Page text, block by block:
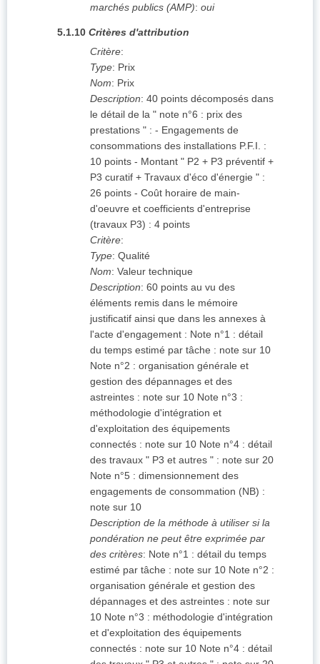
marchés publics (AMP): oui
5.1.10 Critères d'attribution
Critère:
Type: Prix
Nom: Prix
Description: 40 points décomposés dans
le détail de la " note n°6 : prix des
prestations " : - Engagements de
consommations des installations P.F.I. :
10 points - Montant " P2 + P3 préventif +
P3 curatif + Travaux d'éco d'énergie " :
26 points - Coût horaire de main-
d'oeuvre et coefficients d'entreprise
(travaux P3) : 4 points
Critère:
Type: Qualité
Nom: Valeur technique
Description: 60 points au vu des
éléments remis dans le mémoire
justificatif ainsi que dans les annexes à
l'acte d'engagement : Note n°1 : détail
du temps estimé par tâche : note sur 10
Note n°2 : organisation générale et
gestion des dépannages et des
astreintes : note sur 10 Note n°3 :
méthodologie d'intégration et
d'exploitation des équipements
connectés : note sur 10 Note n°4 : détail
des travaux " P3 et autres " : note sur 20
Note n°5 : dimensionnement des
engagements de consommation (NB) :
note sur 10
Description de la méthode à utiliser si la
pondération ne peut être exprimée par
des critères: Note n°1 : détail du temps
estimé par tâche : note sur 10 Note n°2 :
organisation générale et gestion des
dépannages et des astreintes : note sur
10 Note n°3 : méthodologie d'intégration
et d'exploitation des équipements
connectés : note sur 10 Note n°4 : détail